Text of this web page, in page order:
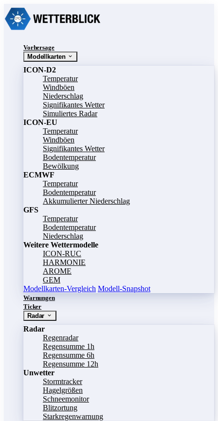
Vorhersage
Modellkarten
ICON-D2
Temperatur
Windböen
Niederschlag
Signifikantes Wetter
Simuliertes Radar
ICON-EU
Temperatur
Windböen
Signifikantes Wetter
Bodentemperatur
Bewölkung
ECMWF
Temperatur
Bodentemperatur
Akkumulierter Niederschlag
GFS
Temperatur
Bodentemperatur
Niederschlag
Weitere Wettermodelle
ICON-RUC
HARMONIE
AROME
GEM
Modellkarten-Vergleich Modell-Snapshot
Warnungen
Ticker
Radar
Radar
Regenradar
Regensumme 1h
Regensumme 6h
Regensumme 12h
Unwetter
Stormtracker
Hagelgrößen
Schneemonitor
Blitzortung
Starkregenwarnung